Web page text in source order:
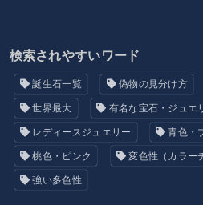
検索されやすいワード
誕生石一覧 偽物の見分け方
世界最大 有名な宝石・ジュエ
レディースジュエリー 青色・
桃色・ピンク 変色性（カラー
強い多色性